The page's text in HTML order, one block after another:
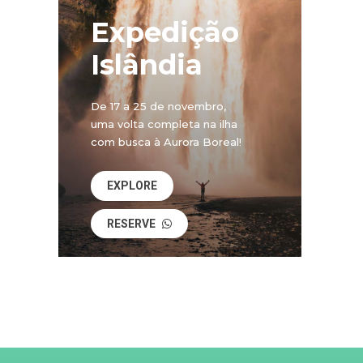
Expedição
Islândia
De 17 a 25 de novembro,
uma volta completa na ilha
com busca à Aurora Boreal!
EXPLORE
RESERVE